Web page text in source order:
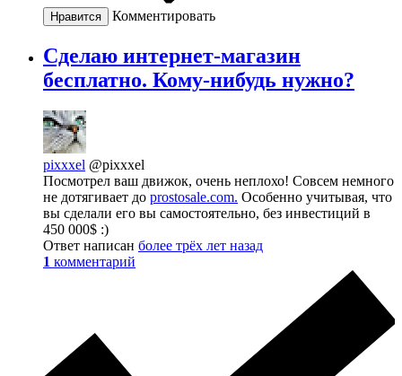
Нравится Комментировать
Сделаю интернет-магазин
бесплатно. Кому-нибудь нужно?
pixxxel @pixxxel
Посмотрел ваш движок, очень неплохо! Совсем немного
не дотягивает до prostosale.com. Особенно учитывая, что
вы сделали его вы самостоятельно, без инвестиций в
450 000$ :)
Ответ написан более трёх лет назад
1 комментарий